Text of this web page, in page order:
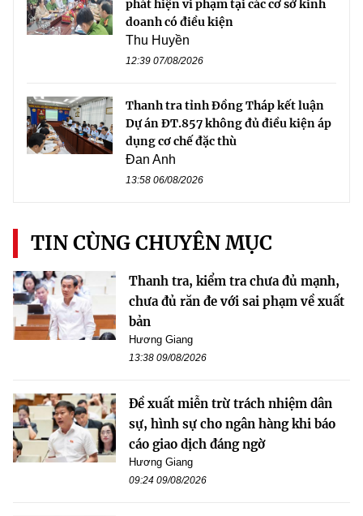
phát hiện vi phạm tại các cơ sở kinh
doanh có điều kiện
Thu Huyền
12:39 07/08/2026
Thanh tra tỉnh Đồng Tháp kết luận
Dự án ĐT.857 không đủ điều kiện áp
dụng cơ chế đặc thù
Đan Anh
13:58 06/08/2026
TIN CÙNG CHUYÊN MỤC
Thanh tra, kiểm tra chưa đủ mạnh,
chưa đủ răn đe với sai phạm về xuất
bản
Hương Giang
13:38 09/08/2026
Đề xuất miễn trừ trách nhiệm dân
sự, hình sự cho ngân hàng khi báo
cáo giao dịch đáng ngờ
Hương Giang
09:24 09/08/2026